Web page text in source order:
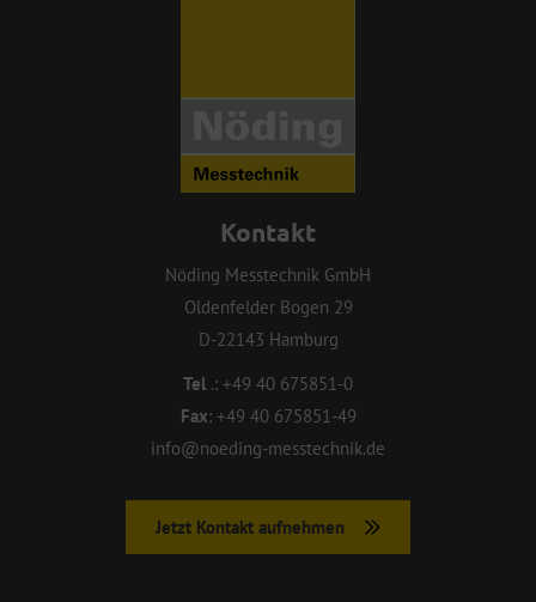
Kontakt
Nöding Messtechnik GmbH
Oldenfelder Bogen 29
D-22143 Hamburg
Tel .: +49 40 675851-0
Fax: +49 40 675851-49
info@noeding-messtechnik.de
Jetzt Kontakt aufnehmen